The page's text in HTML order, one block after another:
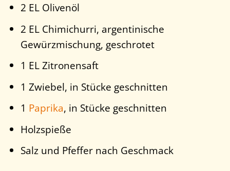
2 EL Olivenöl
2 EL Chimichurri, argentinische
Gewürzmischung, geschrotet
1 EL Zitronensaft
1 Zwiebel, in Stücke geschnitten
1 Paprika, in Stücke geschnitten
Holzspieße
Salz und Pfeffer nach Geschmack